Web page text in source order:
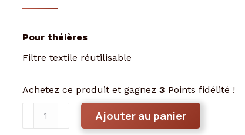
Pour théières
Filtre textile réutilisable
Achetez ce produit et gagnez 3 Points fidélité !
Ajouter au panier